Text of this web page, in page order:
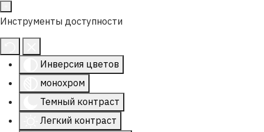
Инструменты доступности
Инверсия цветов
монохром
Темный контраст
Легкий контраст